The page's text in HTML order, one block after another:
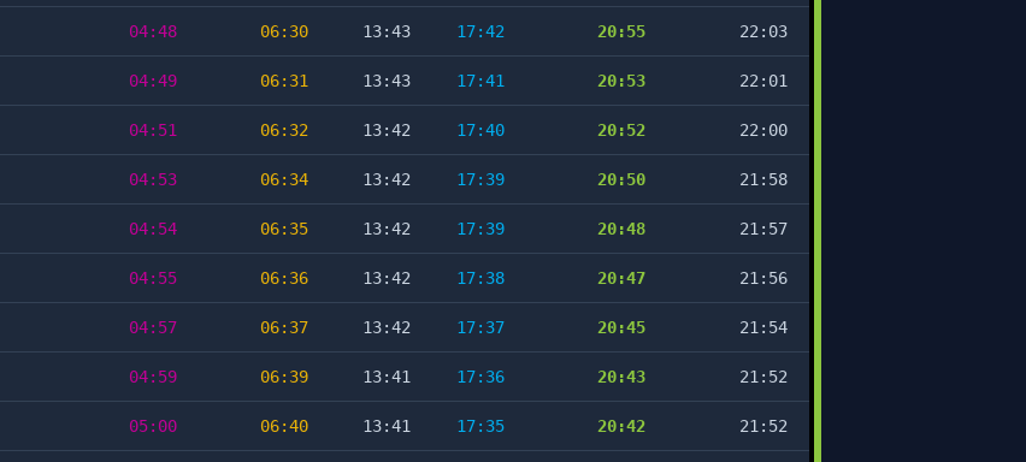
04:48 06:30 13:43 17:42 20:55 22:03
04:49 06:31 13:43 17:41 20:53 22:01
04:51 06:32 13:42 17:40 20:52 22:00
04:53 06:34 13:42 17:39 20:50 21:58
04:54 06:35 13:42 17:39 20:48 21:57
04:55 06:36 13:42 17:38 20:47 21:56
04:57 06:37 13:42 17:37 20:45 21:54
04:59 06:39 13:41 17:36 20:43 21:52
05:00 06:40 13:41 17:35 20:42 21:52